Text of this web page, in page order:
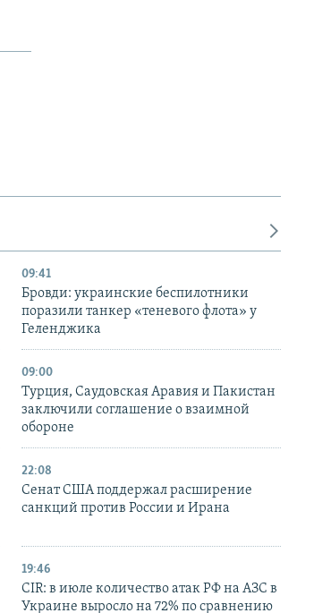
09:41
Бровди: украинские беспилотники
поразили танкер «теневого флота» у
Геленджика
09:00
Турция, Саудовская Аравия и Пакистан
заключили соглашение о взаимной
обороне
22:08
Сенат США поддержал расширение
санкций против России и Ирана
19:46
CIR: в июле количество атак РФ на АЗС в
Украине выросло на 72% по сравнению